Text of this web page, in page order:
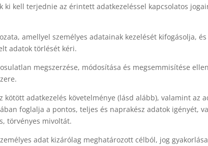
ki kell terjednie az érintett adatkezeléssel kapcsolatos
amellyel személyes adatainak kezelését kifogásolja, és
adatok törlését kéri.
megszerzése, módosítása és megsemmisítése
kötött adatkezelés követelménye (lásd alább), valamint az
foglalja a pontos, teljes és naprakész adatok igényét,
törvényes mivoltát.
adat kizárólag meghatározott célból, jog